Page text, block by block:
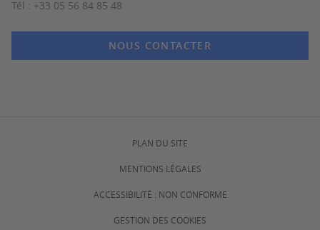
Tél : +33 05 56 84 85 48
NOUS CONTACTER
PLAN DU SITE
MENTIONS LÉGALES
ACCESSIBILITÉ : NON CONFORME
GESTION DES COOKIES